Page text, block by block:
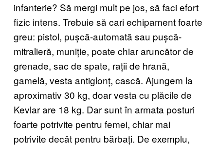
infanterie? Să mergi mult pe jos, să faci efort
fizic intens. Trebuie să cari echipament foarte
greu: pistol, pușcă-automată sau pușcă-
mitralieră, muniție, poate chiar aruncător de
grenade, sac de spate, rații de hrană,
gamelă, vesta antiglonț, cască. Ajungem la
aproximativ 30 kg, doar vesta cu plăcile de
Kevlar are 18 kg. Dar sunt în armata posturi
foarte potrivite pentru femei, chiar mai
potrivite decât pentru bărbați. De exemplu,